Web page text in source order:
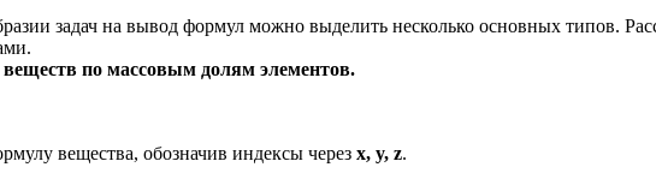
задач на вывод формул можно выделить несколько основных типов.
по массовым долям элементов.
вещества, обозначив индексы через x, y, z.